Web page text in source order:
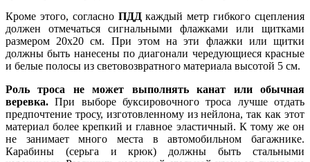
Кроме этого, согласно ПДДкаждый метр гибкого сцепления
должен отмечаться сигнальными флажками или щитками
размером 20х20 см. При этом на эти флажки или щитки
должны быть нанесены по диагонали чередующиеся красные
и белые полосы из световозвратного материала высотой 5 см.
Роль троса не может выполнять канат или обычная
веревка. При выборе буксировочного троса лучше отдать
предпочтение тросу, изготовленному из нейлона, так как этот
материал более крепкий и главное эластичный. К тому же он
не занимает много места в автомобильном багажнике.
Карабины (серьга и крюк) должны быть стальными